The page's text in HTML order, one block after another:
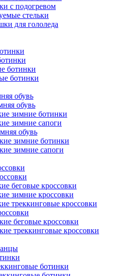
с подогревом
стельки
для гололеда
ботинки
ботинки
обувь
обувь
зимние ботинки
зимние сапоги
обувь
зимние ботинки
зимние сапоги
беговые кроссовки
зимние кроссовки
треккинговые кроссовки
беговые кроссовки
треккинговые кроссовки
ботинки